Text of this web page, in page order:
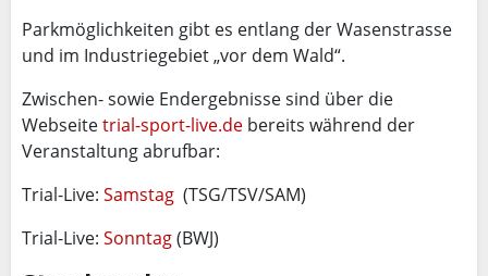
Parkmöglichkeiten gibt es entlang der Wasenstrasse
und im Industriegebiet „vor dem Wald“.
Zwischen- sowie Endergebnisse sind über die
Webseitetrial-sport-live.de bereits während der
Veranstaltung abrufbar:
Trial-Live: Samstag (TSG/TSV/SAM)
Trial-Live: Sonntag(BWJ)